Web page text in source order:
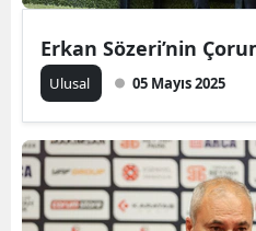
Erkan Sözeri’nin
Ulusal 05 Mayıs 2025